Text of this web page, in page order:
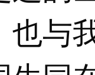
也与